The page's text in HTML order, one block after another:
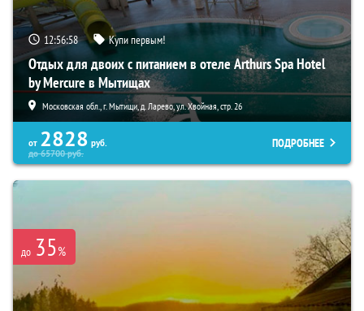
12:56:56 Купи первым!
Отдых для двоих с питанием в отеле Arthurs Spa Hotel
by Mercure в Мытищах
Московская обл., г. Мытищи, д. Ларево, ул. Хвойная, стр. 26
от 2828 руб.
до65700руб.
ПОДРОБНЕЕ
до 35%